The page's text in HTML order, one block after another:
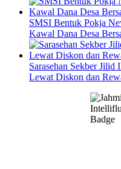
SMSI Bentuk Pokja
Kawal Dana Desa
Sarasehan Sekber
Lewat Diskon dan